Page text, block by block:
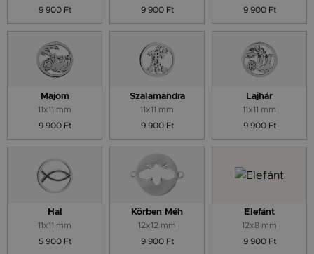
9 900 Ft
9 900 Ft
9 900 Ft
Majom
11x11 mm
9 900 Ft
Szalamandra
11x11 mm
9 900 Ft
Lajhár
11x11 mm
9 900 Ft
Hal
11x11 mm
5 900 Ft
Körben Méh
12x12 mm
9 900 Ft
Elefánt
12x8 mm
9 900 Ft